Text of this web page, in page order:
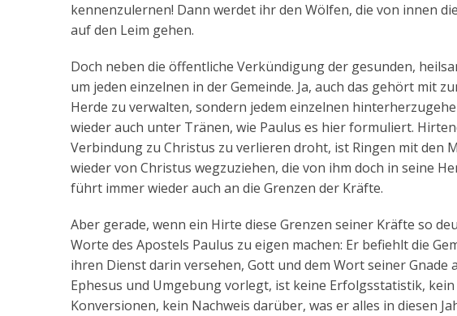
kennenzulernen! Dann werdet ihr den Wölfen, die von innen
auf den Leim gehen.
Doch neben die öffentliche Verkündigung der gesunden,
um jeden einzelnen in der Gemeinde. Ja, auch das gehört mit
Herde zu verwalten, sondern jedem einzelnen
wieder auch unter Tränen, wie Paulus es hier formuliert.
Verbindung zu Christus zu verlieren droht, ist Ringen mit den
wieder von Christus wegzuziehen, die von ihm doch in seine
führt immer wieder auch an die Grenzen der Kräfte.
Aber gerade, wenn ein Hirte diese Grenzen seiner Kräfte so
Worte des Apostels Paulus zu eigen machen: Er befiehlt die
ihren Dienst darin versehen, Gott und dem Wort seiner Gnade
Ephesus und Umgebung vorlegt, ist keine Erfolgsstatistik,
Konversionen, kein Nachweis darüber, was er alles in diesen